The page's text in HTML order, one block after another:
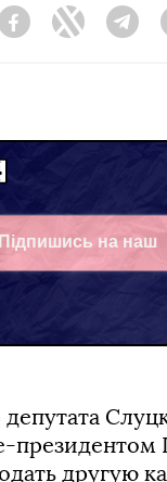
FacebookTwitter
Підпишись на наш
Facebook
президентом
другую